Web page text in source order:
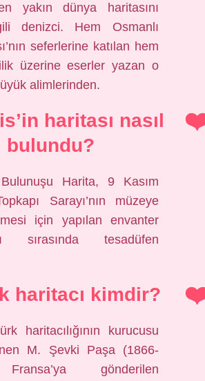
yakın dünya haritasını
denizci. Hem Osmanlı
seferlerine katılan hem
üzerine eserler yazan o
alimlerinden.
haritası nasıl
bulundu?
Bulunuşu Harita, 9 Kasım
Sarayı’nın müzeye
için yapılan envanter
sırasında tesadüfen
haritacı kimdir?
haritacılığının kurucusu
M. Şevki Paşa (1866-
gönderilen